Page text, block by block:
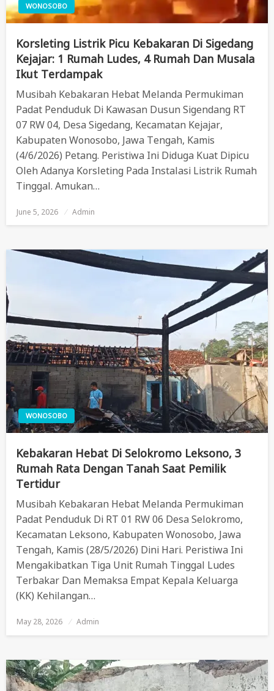
WONOSOBO
Korsleting Listrik Picu Kebakaran Di Sigedang
Kejajar: 1 Rumah Ludes, 4 Rumah Dan Musala
Ikut Terdampak
Musibah Kebakaran Hebat Melanda Permukiman
Padat Penduduk Di Kawasan Dusun Sigendang RT
07 RW 04, Desa Sigedang, Kecamatan Kejajar,
Kabupaten Wonosobo, Jawa Tengah, Kamis
(4/6/2026) Petang. Peristiwa Ini Diduga Kuat Dipicu
Oleh Adanya Korsleting Pada Instalasi Listrik Rumah
Tinggal. Amukan…
Posted
June 5, 2026 Admin
WONOSOBO
Kebakaran Hebat Di Selokromo Leksono, 3
Rumah Rata Dengan Tanah Saat Pemilik
Tertidur
Musibah Kebakaran Hebat Melanda Permukiman
Padat Penduduk Di RT 01 RW 06 Desa Selokromo,
Kecamatan Leksono, Kabupaten Wonosobo, Jawa
Tengah, Kamis (28/5/2026) Dini Hari. Peristiwa Ini
Mengakibatkan Tiga Unit Rumah Tinggal Ludes
Terbakar Dan Memaksa Empat Kepala Keluarga
(KK) Kehilangan…
Posted
On
May 28, 2026 Admin